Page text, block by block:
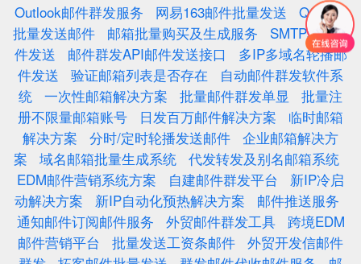
Outlook邮件群发服务 网易163邮件批量发送
QQ邮箱
批量发送邮件
邮箱批量购买及生成服务
SMTP轮播邮
件发送
邮件群发API邮件发送接口
多IP多域名轮播邮
件发送
验证邮箱列表是否存在
自动邮件群发软件系
统 一次性邮箱解决方案 批量邮件群发单显
批量注
册不限量邮箱账号
日发百万邮件解决方案
临时邮箱
解决方案
分时/定时轮播发送邮件 企业邮箱解决方
案
域名邮箱批量生成系统 代发转发及别名邮箱系统
EDM邮件营销系统方案
自建邮件群发平台
新IP冷启
动解决方案
新IP自动化预热解决方案
邮件推送服务
通知邮件订阅邮件服务
外贸邮件群发工具
跨境EDM
邮件营销平台
批量发送工资条邮件 外贸开发信邮件